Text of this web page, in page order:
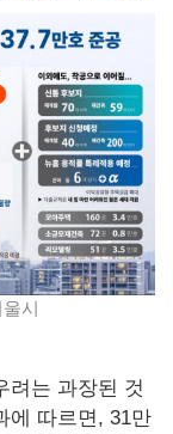
시
려는 과장된 것
에 따르면, 31만